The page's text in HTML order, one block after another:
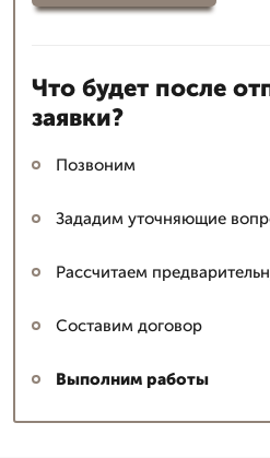
Что будет после
заявки?
Позвоним
Зададим уточняющие
Рассчитаем
Составим договор
Выполним работы